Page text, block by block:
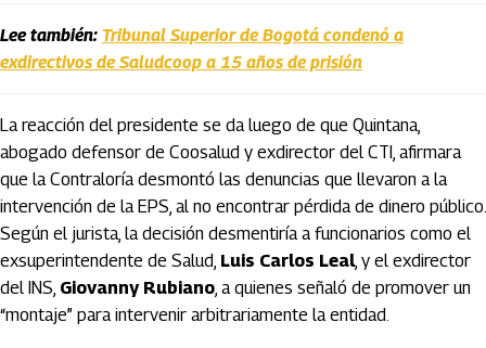
Lee también: Tribunal Superior de Bogotá condenó a
exdirectivos de Saludcoop a 15 años de prisión
La reacción del presidente se da luego de que Quintana,
abogado defensor de Coosalud y exdirector del CTI, afirmara
que la Contraloría desmontó las denuncias que llevaron a la
intervención de la EPS, al no encontrar pérdida de dinero público.
Según el jurista, la decisión desmentiría a funcionarios como el
exsuperintendente de Salud, Luis Carlos Leal, y el exdirector
del INS, Giovanny Rubiano, a quienes señaló de promover un
“montaje” para intervenir arbitrariamente la entidad.